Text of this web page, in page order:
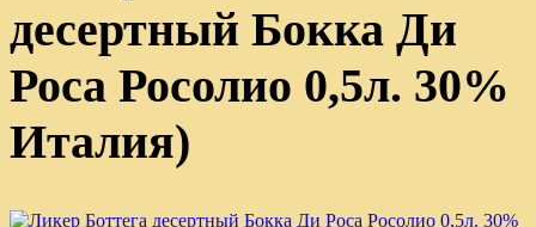
десертный Бокка Ди
Роса Росолио 0,5л. 30%
Италия)